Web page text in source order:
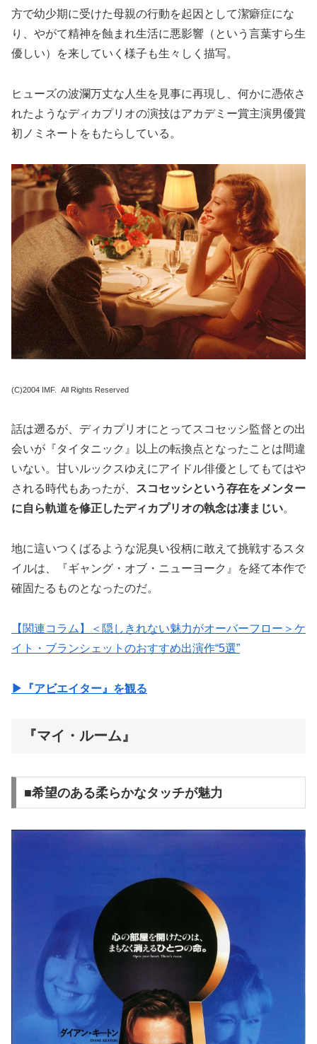
方で幼少期に受けた母親の行動を起因として潔癖症にな
り、やがて精神を蝕まれ生活に悪影響（という言葉すら生
優しい）を来していく様子も生々しく描写。
ヒューズの波瀾万丈な人生を見事に再現し、何かに憑依さ
れたようなディカプリオの演技はアカデミー賞主演男優賞
初ノミネートをもたらしている。
(C)2004 IMF. All Rights Reserved
話は遡るが、ディカプリオにとってスコセッシ監督との出
会いが『タイタニック』以上の転換点となったことは間違
いない。甘いルックスゆえにアイドル俳優としてもてはや
される時代もあったが、
スコセッシという存在をメンター
に自ら軌道を修正したディカプリオの執念は凄まじい。
地に這いつくばるような泥臭い役柄に敢えて挑戦するスタ
イルは、『ギャング・オブ・ニューヨーク』を経て本作で
確固たるものとなったのだ。
【関連コラム】＜隠しきれない魅力がオーバーフロー＞ケ
イト・ブランシェットのおすすめ出演作“5選”
▶︎『アビエイター』を観る
『マイ・ルーム』
■希望のある柔らかなタッチが魅力